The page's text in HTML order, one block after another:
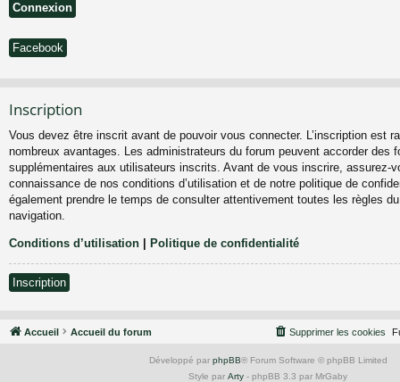
Facebook
Inscription
Vous devez être inscrit avant de pouvoir vous connecter. L’inscription est
nombreux avantages. Les administrateurs du forum peuvent accorder des
supplémentaires aux utilisateurs inscrits. Avant de vous inscrire, assurez-
connaissance de nos conditions d’utilisation et de notre politique de
également prendre le temps de consulter attentivement toutes les règles
navigation.
Conditions d’utilisation | Politique de confidentialité
Inscription
Accueil Accueil du forum Supprimer les cookies
Développé par phpBB® Forum Software © phpBB Limited
Style par Arty - phpBB 3.3 par MrGaby